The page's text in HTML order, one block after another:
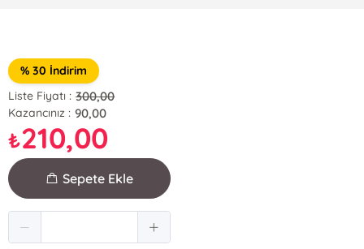
% 30 İndirim
Liste Fiyatı : 300,00
Kazancınız : 90,00
₺210,00
Sepete Ekle